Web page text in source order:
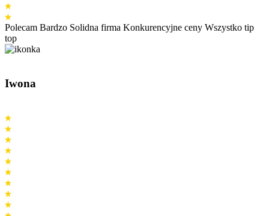
Polecam Bardzo Solidna firma Konkurencyjne ceny Wszystko tip
top
Iwona